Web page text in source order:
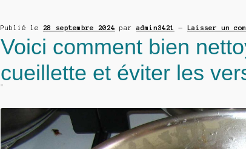
Publié le 28 septembre 2024 paradmin3421 — Laisser un
Voici comment bien
cueillette et éviter les